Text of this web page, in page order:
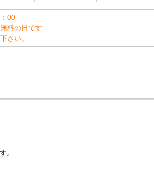
00
料の日です
さい。
。